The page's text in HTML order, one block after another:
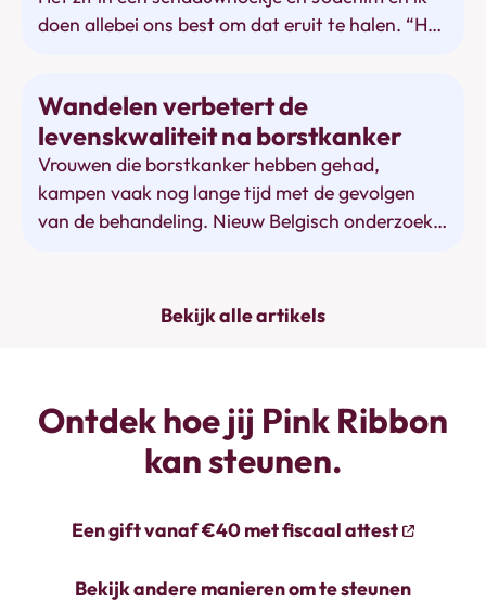
Bekijk alle artikels
doen allebei ons best om dat eruit te halen. “Het
hormoonbehandeling echt voor je man is en niet
voor jou.”
Wandelen verbetert de
levenskwaliteit na borstkanker
Vrouwen die borstkanker hebben gehad,
kampen vaak nog lange tijd met de gevolgen
van de behandeling. Nieuw Belgisch onderzoek
Ontdek hoe jij Pink Ribbon
kan steunen.
Een gift vanaf €40 met fiscaal attest
Bekijk andere manieren om te steunen